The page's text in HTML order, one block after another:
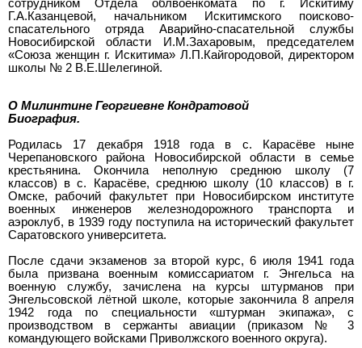
сотрудником Отдела облвоенкомата по г. Искитиму
Г.А.Казанцевой, начальником Искитимского поисково-
спасательного отряда Аварийно-спасательной службы
Новосибирской области И.М.Захаровым, председателем
«Союза женщин г. Искитима» Л.П.Кайгородовой, директором
школы № 2 В.Е.Шелегиной.
О Милинтине Георгиевне Кондратовой
Биография.
Родилась 17 декабря 1918 года в с. Карасёве ныне
Черепановского района Новосибирской области в семье
крестьянина. Окончила неполную среднюю школу (7
классов) в с. Карасёве, среднюю школу (10 классов) в г.
Омске, рабочий факультет при Новосибирском институте
военных инженеров железнодорожного транспорта и
аэроклуб, в 1939 году поступила на исторический факультет
Саратовского университета.
После сдачи экзаменов за второй курс, 6 июля 1941 года
была призвана военным комиссариатом г. Энгельса на
военную службу, зачислена на курсы штурманов при
Энгельсовской лётной школе, которые закончила 8 апреля
1942 года по специальности «штурман экипажа», с
производством в сержанты авиации (приказом № 3
командующего войсками Приволжского военного округа).